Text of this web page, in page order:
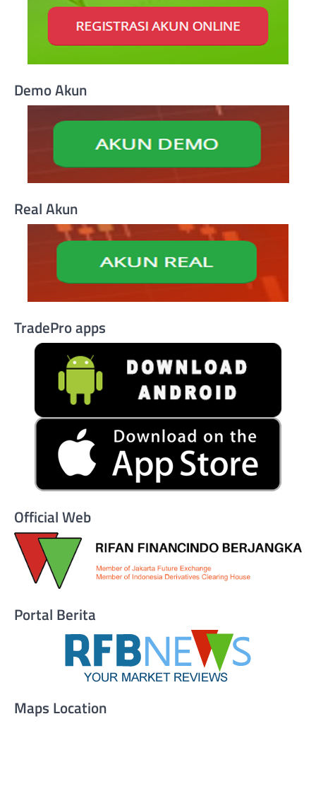
Demo Akun
Real Akun
TradePro apps
Official Web
Portal Berita
Maps Location